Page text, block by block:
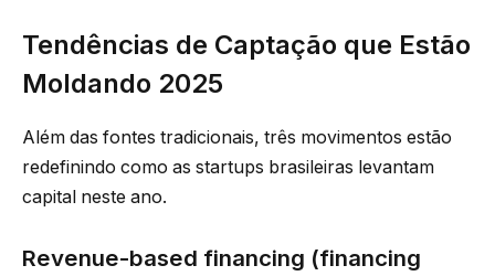
Tendências de Captação que Estão
Moldando 2025
Além das fontes tradicionais, três movimentos estão
redefinindo como as startups brasileiras levantam
capital neste ano.
Revenue-based financing (financing